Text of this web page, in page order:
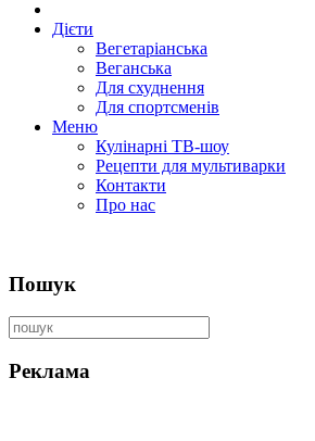
Дієти
Вегетаріанська
Веганська
Для схуднення
Для спортсменів
Меню
Кулінарні ТВ-шоу
Рецепти для мультиварки
Контакти
Про нас
Пошук
Реклама